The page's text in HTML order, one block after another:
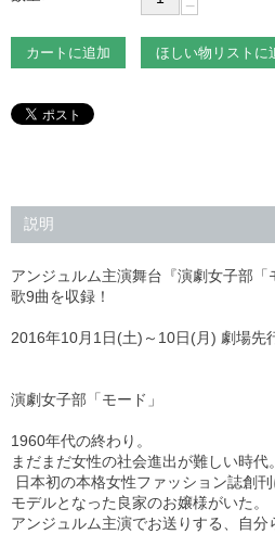
−
カートに追加 ほしい物リストに
説明
アンジュルム主演舞台『演劇女子部
歌9曲を収録！
2016年10月1日(土)～10日(月) 劇場先
演劇女子部「モード」
1960年代の終わり。
まだまだ女性の社会進出が難しい時代。
日本初の本格女性ファッション誌創
モデルとなった良家のお嬢様がいた。
アンジュルム主演でお送りする、自